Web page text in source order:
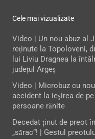
Cele mai vizualizate
Video | Un nou abuz al
reținute la Topoloveni,
lui Liviu Dragnea la
județul Argeș
Video | Microbuz cu
accident la ieşirea de
persoane rănite
Decedat ținut de preot
„sărac”! | Gestul